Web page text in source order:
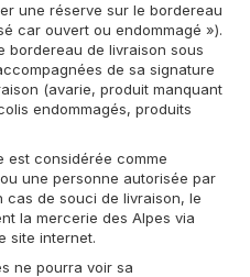
une réserve sur le bordereau
car ouvert ou endommagé »).
bordereau de livraison sous
de sa signature
(avarie, produit manquant
endommagés, produits
est considérée comme
une personne autorisée par
cas de souci de livraison, le
la mercerie des Alpes via
site internet.
ne pourra voir sa